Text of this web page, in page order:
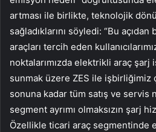
artması ile birlikte, teknolojik
sağladıklarını söyledi: “Bu açıdan
araçları tercih eden
noktalarımızda elektrikli araç şarj
sunmak üzere ZES ile işbirliğimiz
sonuna kadar tüm satış ve servis
segment ayrımı olmaksızın şarj
Özellikle ticari araç segmentinde